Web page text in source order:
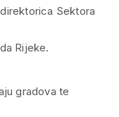
Sektora
Rijeke.
gradova te